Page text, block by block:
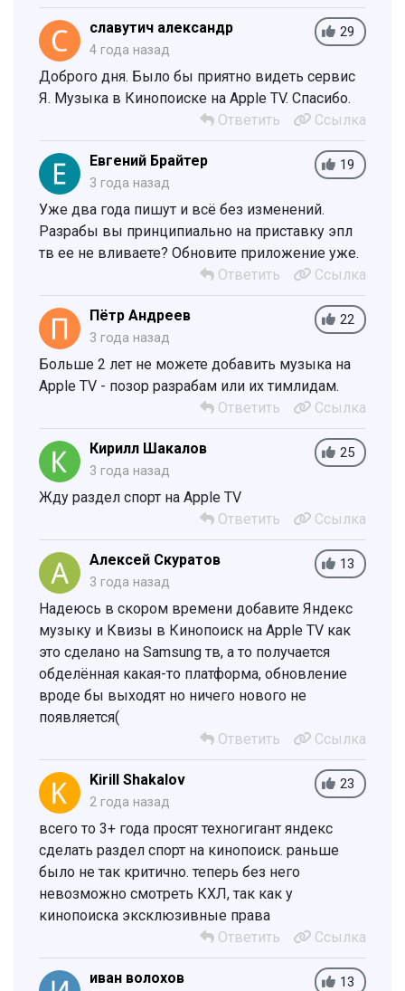
29
славутич александр
4 года назад
Доброго дня. Было бы приятно видеть сервис
Я. Музыка в Кинопоиске на Apple TV. Спасибо.
Ответить
Ссылка
19
Евгений Брайтер
3 года назад
Уже два года пишут и всё без изменений.
Разрабы вы принципиально на приставку эпл
тв ее не вливаете? Обновите приложение уже.
Ответить
Ссылка
22
Пётр Андреев
3 года назад
Больше 2 лет не можете добавить музыка на
Apple TV - позор разрабам или их тимлидам.
Ответить
Ссылка
25
Кирилл Шакалов
3 года назад
Жду раздел спорт на Apple TV
Ответить
Ссылка
13
Алексей Скуратов
3 года назад
Надеюсь в скором времени добавите Яндекс
музыку и Квизы в Кинопоиск на Apple TV как
это сделано на Samsung тв, а то получается
обделённая какая-то платформа, обновление
вроде бы выходят но ничего нового не
появляется(
Ответить
Ссылка
23
Kirill Shakalov
2 года назад
всего то 3+ года просят техногигант яндекс
сделать раздел спорт на кинопоиск. раньше
было не так критично. теперь без него
невозможно смотреть КХЛ, так как у
кинопоиска эксклюзивные права
Ответить
Ссылка
13
иван волохов